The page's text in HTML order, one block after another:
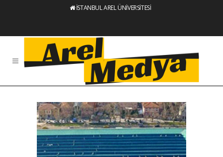
İSTANBUL AREL ÜNİVERSİTESİ